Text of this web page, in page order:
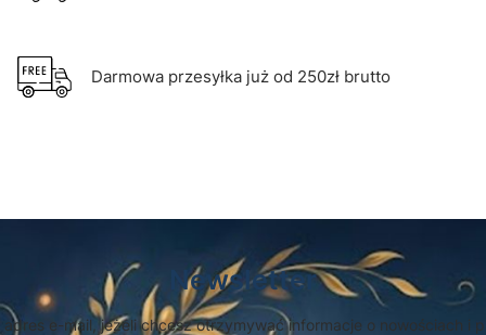
Darmowa przesyłka już od 250zł brutto
Newsletter
adres e-mail, jeżeli chcesz otrzymywać informacje o nowościach i